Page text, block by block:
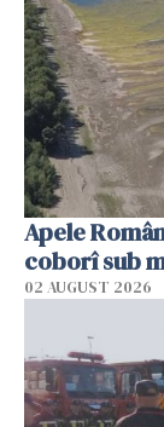
Apele
coborî sub
02 AUGUST 2026